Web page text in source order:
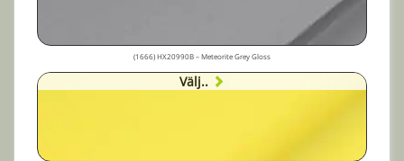
(1666) HX20990B – Meteorite Grey Gloss
Välj..